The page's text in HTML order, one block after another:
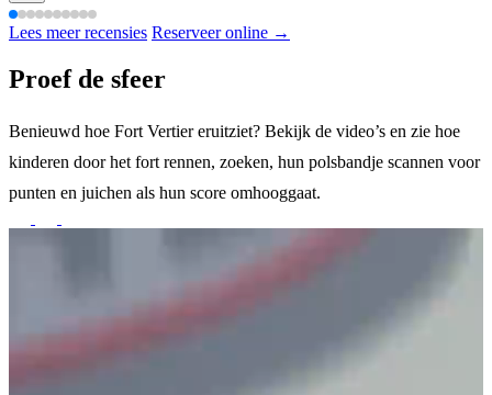
Lees meer recensies Reserveer online →
Proef de sfeer
Benieuwd hoe Fort Vertier eruitziet? Bekijk de video’s en zie hoe
kinderen door het fort rennen, zoeken, hun polsbandje scannen voor
punten en juichen als hun score omhooggaat.